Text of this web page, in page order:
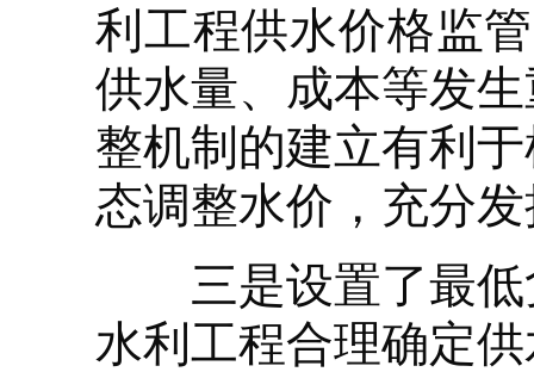
利工程供水价格监
供水量、成本等发
整机制的建立有利
态调整水价，充分
三是设置了最低
水利工程合理确定